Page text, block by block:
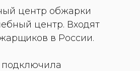
центр обжарки
центр. Входят
в России.